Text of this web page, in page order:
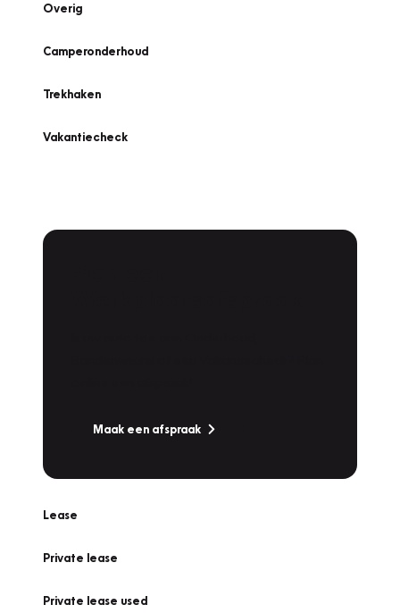
Overig
Camperonderhoud
Trekhaken
Vakantiecheck
Maak een afspraak
Lease
Private lease
Private lease used